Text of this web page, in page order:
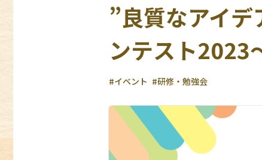
”良質なアイ
ンテスト2023
#イベント #研修・勉強会